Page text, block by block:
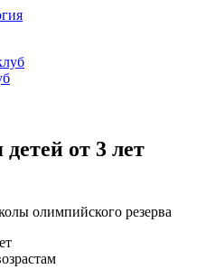
от 3 лет
олимпийского резерва